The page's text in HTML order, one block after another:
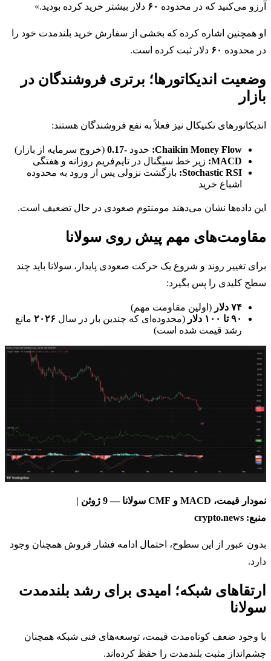
آرزو می‌کنید که در محدوده ۶۰ دلار بیشتر خرید کرده بودید.»
او همچنین اشاره کرده که بخشی از سفارش خرید بلندمدت خود را
در محدوده
دلار ثبت کرده است.
وضعیت اندیکاتورها؛ برتری فروشندگان در
بازار
اندیکاتورهای تکنیکال نیز فعلاً به نفع فروشندگان هستند:
Chaikin Money Flow: حدود -0.17
(خروج سرمایه از بازار)
MACD: زیر خط سیگنال در تایم‌فریم روزانه و هفتگی
Stochastic RSI: بازگشت نزولی پس از ورود به محدوده
اشباع خرید
این داده‌ها نشان می‌دهند مومنتوم صعودی در حال تضعیف است.
مقاومت‌های مهم پیش روی سولانا
برای تغییر روند و شروع یک حرکت صعودی پایدار، سولانا باید چند
سطح کلیدی را پس بگیرد:
۷۴ دلار
(اولین مقاومت مهم)
۹۰ تا ۱۰۰ دلار
(محدوده‌ای که چندین بار در سال ۲۰۲۶ مانع
رشد قیمت شده است)
نمودار قیمت، MACD و CMF سولانا — 9 ژوئن |
منبع: crypto.news
بدون عبور از این سطوح، احتمال ادامه فشار فروش همچنان وجود
دارد.
ارتقاهای شبکه؛ امیدی برای رشد بلندمدت
سولانا
با وجود ضعف کوتاه‌مدت قیمت، توسعه‌های فنی شبکه همچنان
چشم‌انداز مثبت بلندمدت را حفظ کرده‌اند.